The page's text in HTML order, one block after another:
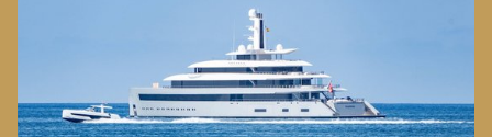
starega podjetja stopila na novo uspešno poslovno pot.